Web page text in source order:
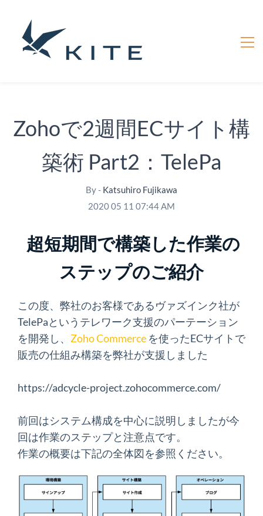
Zohoで2週間ECサイト構
築術 Part2：TelePa
By - Katsuhiro Fujikawa
2020 05 11 07:44 AM
超短期間で構築した作業の
ステップのご紹介
この度、弊社のお客様であるヴァズインク社が
TelePaというテレワーク支援のパーテーション
を開発し、 Zoho Commerce を使ったECサイトで
販売の仕組み構築を弊社が支援しました
https://adcycle-project.zohocommerce.com/
前回はシステム構成を中心に説明しましたが今
回は作業のステップと注意点です。
作業の概要は下記の全体図を参照ください。